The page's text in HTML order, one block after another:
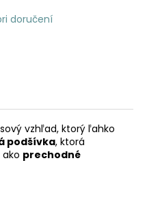
doručení
vzhľad, ktorý ľahko
podšívka, ktorá
prechodné